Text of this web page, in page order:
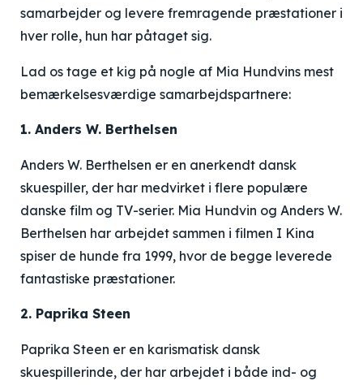
samarbejder og levere fremragende præstationer i
hver rolle, hun har påtaget sig.
Lad os tage et kig på nogle af Mia Hundvins mest
bemærkelsesværdige samarbejdspartnere:
1. Anders W. Berthelsen
Anders W. Berthelsen er en anerkendt dansk
skuespiller, der har medvirket i flere populære
danske film og TV-serier. Mia Hundvin og Anders W.
Berthelsen har arbejdet sammen i filmen I Kina
spiser de hunde fra 1999, hvor de begge leverede
fantastiske præstationer.
2. Paprika Steen
Paprika Steen er en karismatisk dansk
skuespillerinde, der har arbejdet i både ind- og